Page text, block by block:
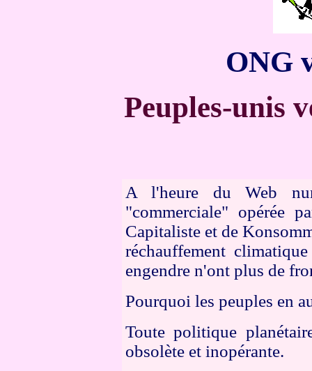
ONG
Peuples-unis
A l'heure du Web
"commerciale" opérée
Capitaliste et de
réchauffement
engendre n'ont plus de
Pourquoi les peuples en
Toute politique
obsolète et inopérante.